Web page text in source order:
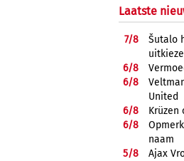
Laatste
7/8
Šutalo
6/8
6/8
United
6/8
Krüzen
6/8
naam
5/8
Ajax